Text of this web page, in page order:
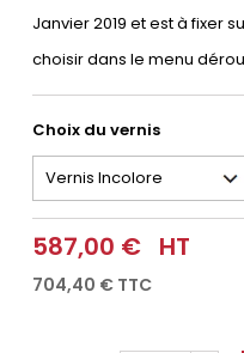
Janvier 2019 et est à fixer
choisir dans le menu
Choix du vernis
587,00 € HT
704,40 € TTC